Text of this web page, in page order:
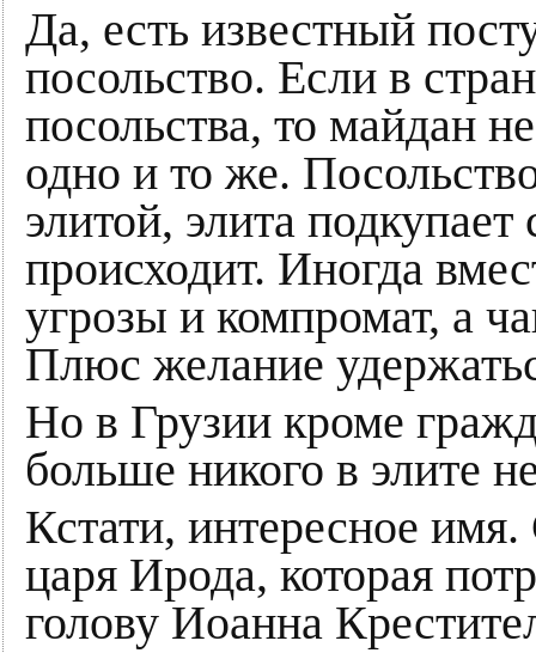
Да, есть известный
посольство. Если в
посольства, то майдан
одно и то же.
элитой, элита
происходит. Иногда
угрозы и компромат, а
Плюс желание
Но в Грузии кроме
больше никого в элите
Кстати, интересное
царя Ирода, которая
голову Иоанна